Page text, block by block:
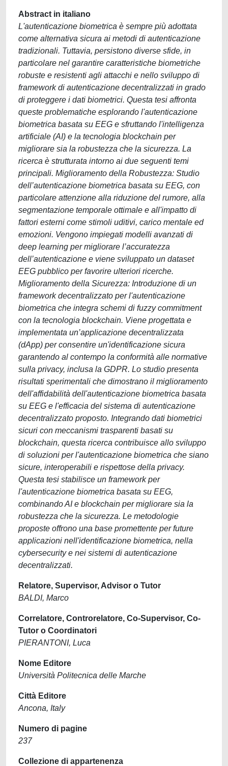
Abstract in italiano
L'autenticazione biometrica è sempre più adottata
come alternativa sicura ai metodi di autenticazione
tradizionali. Tuttavia, persistono diverse sfide, in
particolare nel garantire caratteristiche biometriche
robuste e resistenti agli attacchi e nello sviluppo di
framework di autenticazione decentralizzati in grado
di proteggere i dati biometrici. Questa tesi affronta
queste problematiche esplorando l'autenticazione
biometrica basata su EEG e sfruttando l'intelligenza
artificiale (AI) e la tecnologia blockchain per
migliorare sia la robustezza che la sicurezza. La
ricerca è strutturata intorno ai due seguenti temi
principali. Miglioramento della Robustezza: Studio
dell’autenticazione biometrica basata su EEG, con
particolare attenzione alla riduzione del rumore, alla
segmentazione temporale ottimale e all'impatto di
fattori esterni come stimoli uditivi, carico mentale ed
emozioni. Vengono impiegati modelli avanzati di
deep learning per migliorare l’accuratezza
dell’autenticazione e viene sviluppato un dataset
EEG pubblico per favorire ulteriori ricerche.
Miglioramento della Sicurezza: Introduzione di un
framework decentralizzato per l'autenticazione
biometrica che integra schemi di fuzzy commitment
con la tecnologia blockchain. Viene progettata e
implementata un’applicazione decentralizzata
(dApp) per consentire un'identificazione sicura
garantendo al contempo la conformità alle normative
sulla privacy, inclusa la GDPR. Lo studio presenta
risultati sperimentali che dimostrano il miglioramento
dell'affidabilità dell'autenticazione biometrica basata
su EEG e l'efficacia del sistema di autenticazione
decentralizzato proposto. Integrando dati biometrici
sicuri con meccanismi trasparenti basati su
blockchain, questa ricerca contribuisce allo sviluppo
di soluzioni per l'autenticazione biometrica che siano
sicure, interoperabili e rispettose della privacy.
Questa tesi stabilisce un framework per
l'autenticazione biometrica basata su EEG,
combinando AI e blockchain per migliorare sia la
robustezza che la sicurezza. Le metodologie
proposte offrono una base promettente per future
applicazioni nell'identificazione biometrica, nella
cybersecurity e nei sistemi di autenticazione
decentralizzati.
Relatore, Supervisor, Advisor o Tutor
BALDI, Marco
Correlatore, Controrelatore, Co-Supervisor, Co-
Tutor o Coordinatori
PIERANTONI, Luca
Nome Editore
Università Politecnica delle Marche
Città Editore
Ancona, Italy
Numero di pagine
237
Collezione di appartenenza